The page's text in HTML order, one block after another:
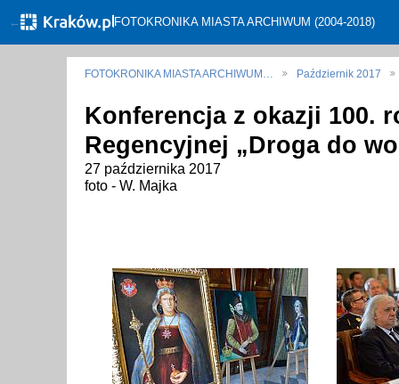
← FOTOKRONIKA MIASTA ARCHIWUM (2004-2018)
FOTOKRONIKA MIASTA ARCHIWUM… Październik 2017
Konferencja z okazji 100.
Regencyjnej „Droga do
27 października 2017
foto - W. Majka